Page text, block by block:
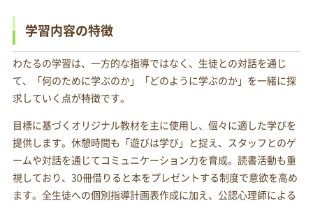
学習内容の特徴
わたるの学習は、一方的な指導ではなく、生徒との対話を通じ
て、「何のために学ぶのか」「どのように学ぶのか」を一緒に探
求していく点が特徴です。
目標に基づくオリジナル教材を主に使用し、個々に適した学びを
提供します。休憩時間も「遊びは学び」と捉え、スタッフとのゲ
ームや対話を通じてコミュニケーション力を育成。読書活動も重
視しており、30冊借りると本をプレゼントする制度で意欲を高め
ます。全生徒への個別指導計画表作成に加え、公認心理師による